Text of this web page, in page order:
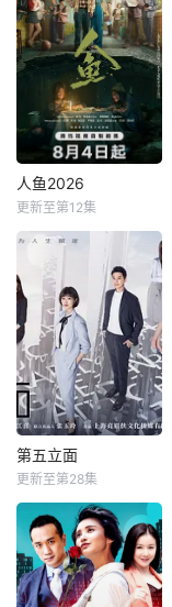
人鱼2026
更新至第12集
第五立面
更新至第28集